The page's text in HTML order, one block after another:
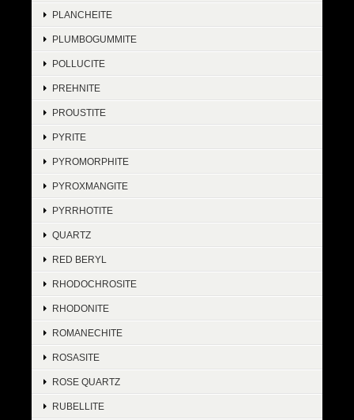
PLANCHEITE
PLUMBOGUMMITE
POLLUCITE
PREHNITE
PROUSTITE
PYRITE
PYROMORPHITE
PYROXMANGITE
PYRRHOTITE
QUARTZ
RED BERYL
RHODOCHROSITE
RHODONITE
ROMANECHITE
ROSASITE
ROSE QUARTZ
RUBELLITE